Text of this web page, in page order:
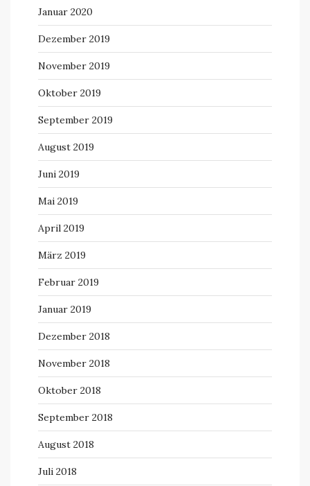
Januar 2020
Dezember 2019
November 2019
Oktober 2019
September 2019
August 2019
Juni 2019
Mai 2019
April 2019
März 2019
Februar 2019
Januar 2019
Dezember 2018
November 2018
Oktober 2018
September 2018
August 2018
Juli 2018